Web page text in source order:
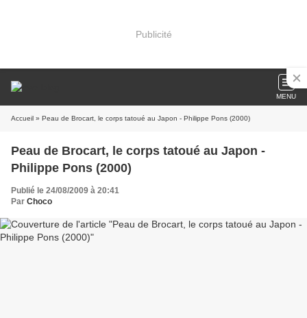
Publicité
MENU
Accueil » Peau de Brocart, le corps tatoué au Japon - Philippe Pons (2000)
Peau de Brocart, le corps tatoué au Japon -
Philippe Pons (2000)
Publié le 24/08/2009 à 20:41
Par Choco